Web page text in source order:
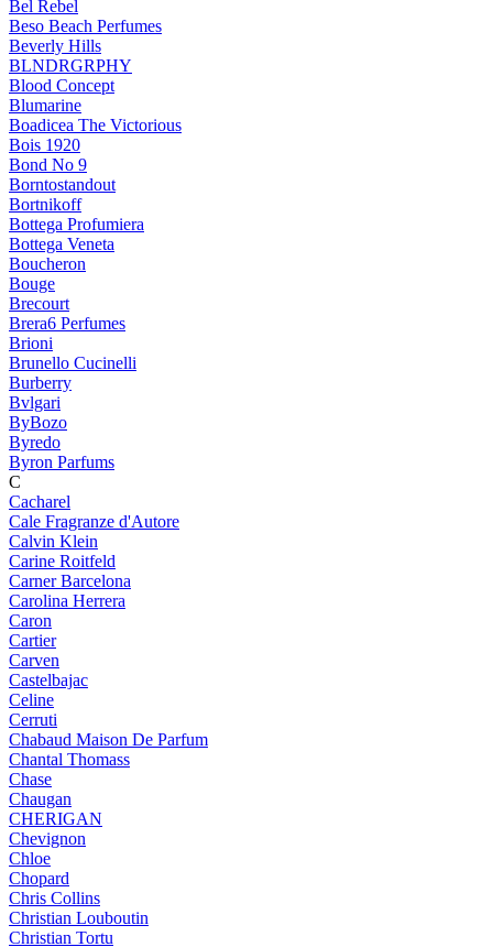
Bel Rebel
Beso Beach Perfumes
Beverly Hills
BLNDRGRPHY
Blood Concept
Blumarine
Boadicea The Victorious
Bois 1920
Bond No 9
Borntostandout
Bortnikoff
Bottega Profumiera
Bottega Veneta
Boucheron
Bouge
Brecourt
Brera6 Perfumes
Brioni
Brunello Cucinelli
Burberry
Bvlgari
ByBozo
Byredo
Byron Parfums
C
Cacharel
Cale Fragranze d'Autore
Calvin Klein
Carine Roitfeld
Carner Barcelona
Carolina Herrera
Caron
Cartier
Carven
Castelbajac
Celine
Cerruti
Chabaud Maison De Parfum
Chantal Thomass
Chase
Chaugan
CHERIGAN
Chevignon
Chloe
Chopard
Chris Collins
Christian Louboutin
Christian Tortu